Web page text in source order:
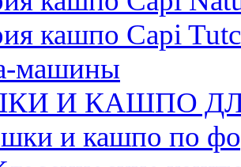
кашпо Capi
машины
И КАШПО
и кашпо по